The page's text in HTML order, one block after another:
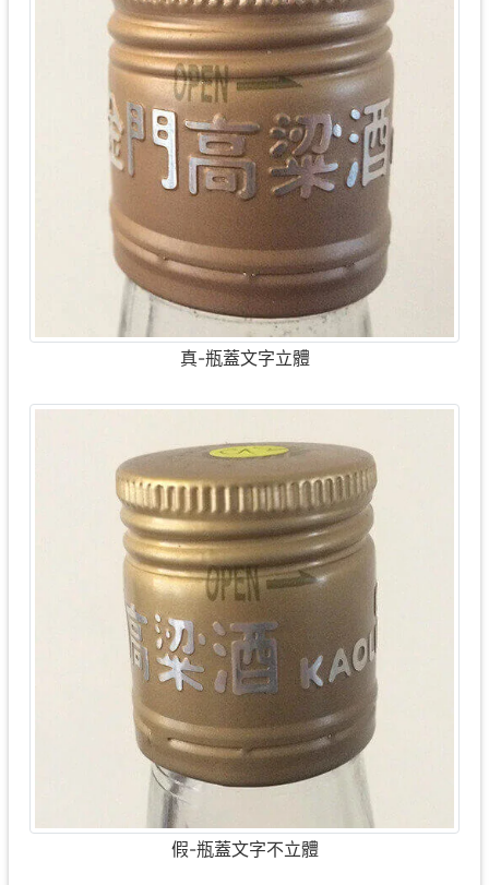
真-瓶蓋文字立體
假-瓶蓋文字不立體